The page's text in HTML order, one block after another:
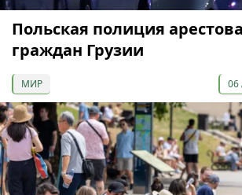
Польская полиция
граждан Грузии
МИР 06